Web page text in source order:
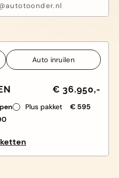
Auto inruilen
€ 36.950,-
Plus pakket
€ 595